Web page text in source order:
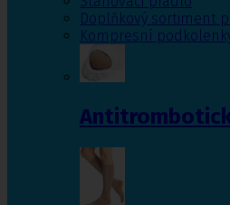
Doplňkový sortiment
Kompresní